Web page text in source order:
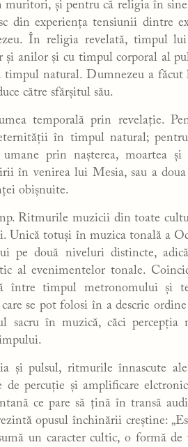
muritori, și pentru că religia în
din experiența tensiunii dintre
În religia revelată, timpul
și anilor și cu timpul corporal al
timpul natural. Dumnezeu a
către sfărșitul său.
temporală prin revelație.
în timpul natural;
prin nașterea, moartea
în venirea lui Mesia, sau a
obișnuite.
Ritmurile muzicii din toate
Unică totuși în muzica tonală a
pe două niveluri distincte,
al evenimentelor tonale.
între timpul metronomului și
se pot folosi în a descrie
sacru în muzică, căci percepția
și pulsul, ritmurile înnascute
de percuție și amplificare
ce pare să țină în transă
opusul închinării creștine:
un caracter cultic, o formă